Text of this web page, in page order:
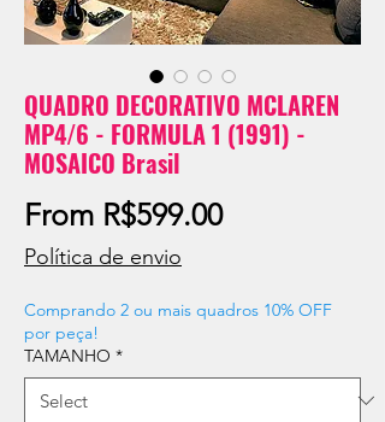
QUADRO DECORATIVO MCLAREN
MP4/6 - FORMULA 1 (1991) -
MOSAICO Brasil
From R$599.00Sale
Política de envio
Comprando 2 ou mais quadros 10% OFF
por peça!
TAMANHO *